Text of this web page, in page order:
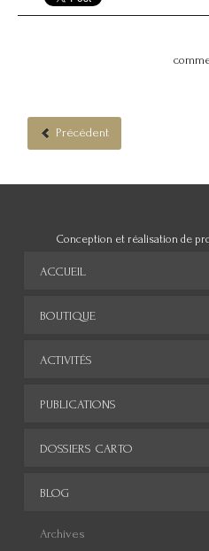
Précédent
Conception et réalisation de
ACCUEIL
BOUTIQUE
ACTIVITÉS
PUBLICATIONS
DOSSIERS CARTO
Monde
BLOG
Archives